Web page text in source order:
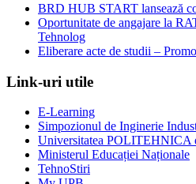
BRD HUB START lansează
Oportunitate de angajare la
Tehnolog
Eliberare acte de studii –
Link-uri utile
E-Learning
Simpozionul de Inginerie
Universitatea POLITEHNICA
Ministerul Educației Naționale
TehnoStiri